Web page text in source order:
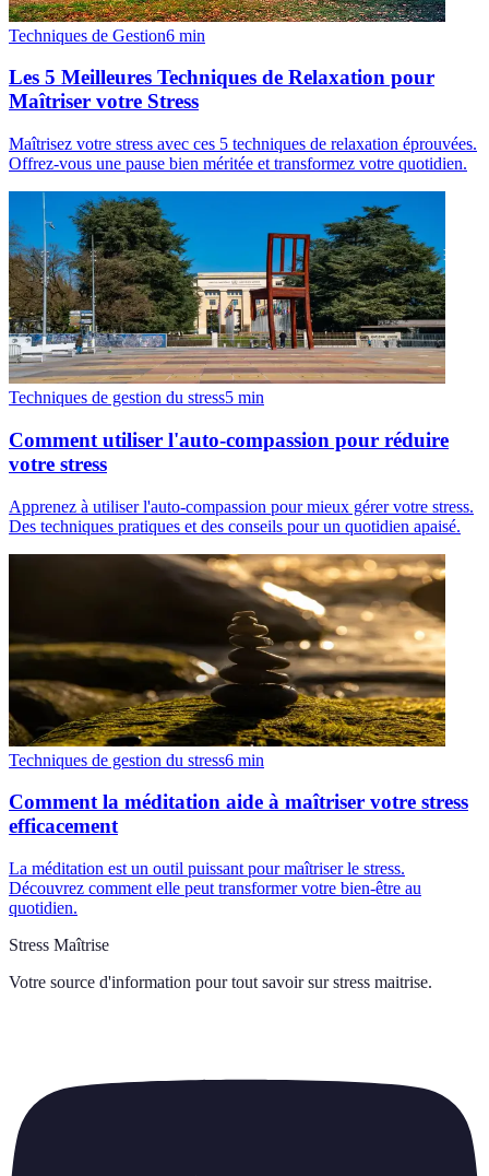
Techniques de Gestion6 min
Les 5 Meilleures Techniques de Relaxation pour
Maîtriser votre Stress
Maîtrisez votre stress avec ces 5 techniques de relaxation éprouvées.
Offrez-vous une pause bien méritée et transformez votre quotidien.
Techniques de gestion du stress5 min
Comment utiliser l'auto-compassion pour réduire
votre stress
Apprenez à utiliser l'auto-compassion pour mieux gérer votre stress.
Des techniques pratiques et des conseils pour un quotidien apaisé.
Techniques de gestion du stress6 min
Comment la méditation aide à maîtriser votre stress
efficacement
La méditation est un outil puissant pour maîtriser le stress.
Découvrez comment elle peut transformer votre bien-être au
quotidien.
Stress Maîtrise
Votre source d'information pour tout savoir sur stress maitrise.